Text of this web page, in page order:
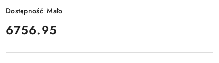
Dostępność:Mało
cena:
6756.95